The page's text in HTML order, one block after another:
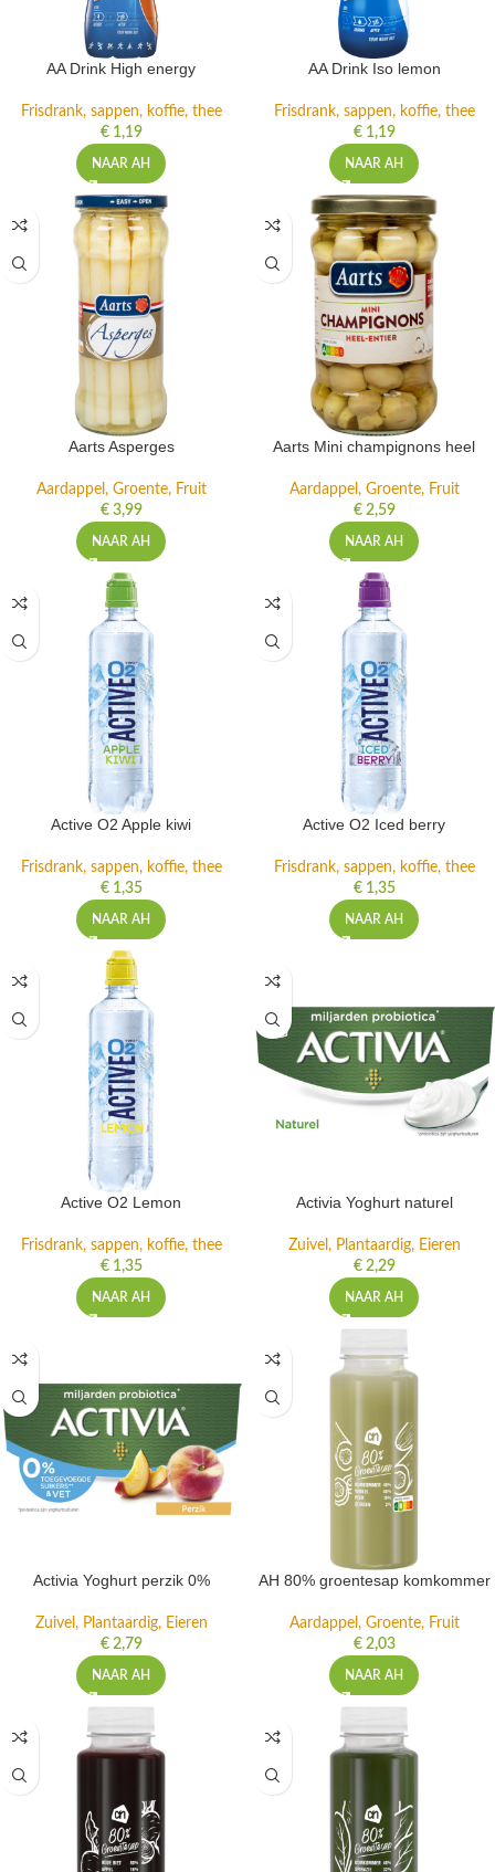
AA Drink High energy
Frisdrank, sappen, koffie, thee
€1,19
NAAR AH
AA Drink Iso lemon
Frisdrank, sappen, koffie, thee
€1,19
NAAR AH
Aarts Asperges
Aardappel, Groente, Fruit
€3,99
NAAR AH
Aarts Mini champignons heel
Aardappel, Groente, Fruit
€2,59
NAAR AH
Active O2 Apple kiwi
Frisdrank, sappen, koffie, thee
€1,35
NAAR AH
Active O2 Iced berry
Frisdrank, sappen, koffie, thee
€1,35
NAAR AH
Active O2 Lemon
Frisdrank, sappen, koffie, thee
€1,35
NAAR AH
Activia Yoghurt naturel
Zuivel, Plantaardig, Eieren
€2,29
NAAR AH
Activia Yoghurt perzik 0%
Zuivel, Plantaardig, Eieren
€2,79
NAAR AH
AH 80% groentesap komkommer
Aardappel, Groente, Fruit
€2,03
NAAR AH